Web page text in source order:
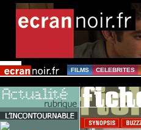
FILMS CELEBRITES